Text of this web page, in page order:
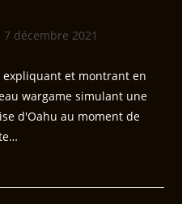
7 décembre 2021
expliquant et montrant en
wargame simulant une
d'Oahu au moment de